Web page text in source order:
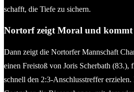
schafft, die Tiefe zu sichern.
Nortorf zeigt Moral und
Dann zeigt die Nortorfer Mannschaft
einen Freistoß von Joris Scherbath (83.),
schnell den 2:3-Anschlusstreffer